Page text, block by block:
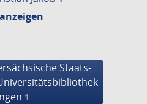
Staats-
1